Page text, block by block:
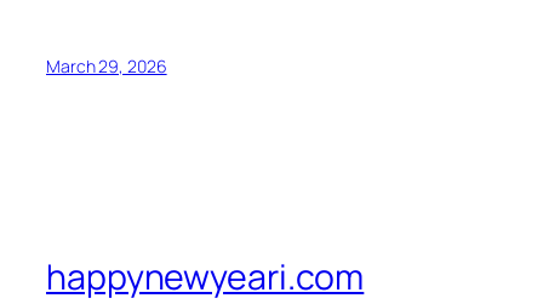
March 29, 2026
happynewyeari.com